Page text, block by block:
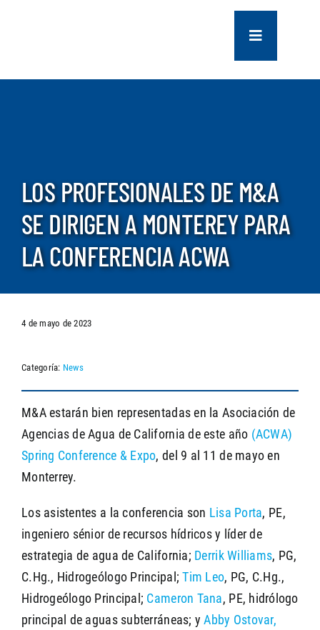
Navegación
de
palanca
COMPANY
CONTACT US
NEWS
LOS PROFESIONALES DE M&A
SE DIRIGEN A MONTEREY PARA
LA CONFERENCIA ACWA
4 de mayo de 2023
Categoría: News
M&A estarán bien representadas en la Asociación de
Agencias de Agua de California de este año (ACWA)
Spring Conference & Expo, del 9 al 11 de mayo en
Monterrey.
Los asistentes a la conferencia son Lisa Porta, PE,
ingeniero sénior de recursos hídricos y líder de
estrategia de agua de California; Derrik Williams, PG,
C.Hg., Hidrogeólogo Principal;Tim Leo, PG, C.Hg.,
Hidrogeólogo Principal; Cameron Tana, PE, hidrólogo
principal de aguas subterráneas; yAbby Ostovar,